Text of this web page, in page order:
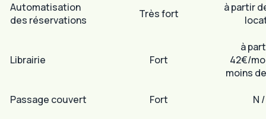
Automatisation
des réservations
Très fort
à partir
Librairie Fort
à
42€/
moins
Passage couvert Fort N